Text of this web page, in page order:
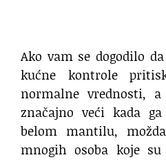
Ako vam se dogodilo
kućne kontrole
normalne vrednosti,
značajno veći kada
belom mantilu,
mnogih osoba koje